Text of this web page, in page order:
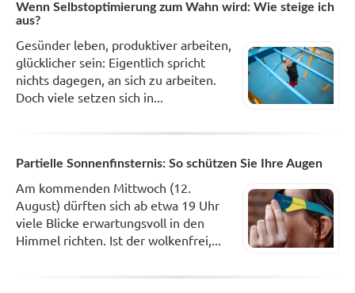
Wenn Selbstoptimierung zum Wahn wird: Wie steige ich
aus?
Gesünder leben, produktiver arbeiten,
glücklicher sein: Eigentlich spricht
nichts dagegen, an sich zu arbeiten.
Doch viele setzen sich in...
Partielle Sonnenfinsternis: So schützen Sie Ihre Augen
Am kommenden Mittwoch (12.
August) dürften sich ab etwa 19 Uhr
viele Blicke erwartungsvoll in den
Himmel richten. Ist der wolkenfrei,...